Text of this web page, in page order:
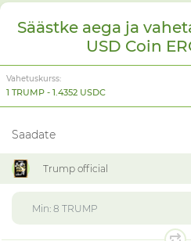
Säästke aega ja
USD Coin
Vahetuskurss:
1 TRUMP - 1.4352 USDC
Saadate
Trump official